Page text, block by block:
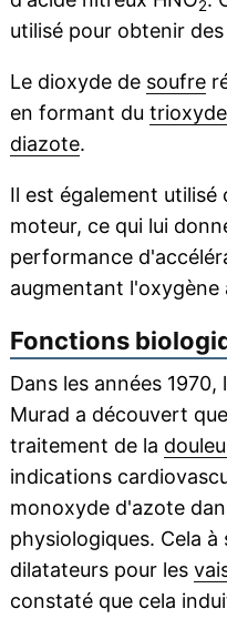
2
utilisé pour obtenir
Le dioxyde de soufre
en formant du
diazote.
Il est également
moteur, ce qui lui
performance
augmentant l'oxygène
Fonctions
Dans les années
Murad a découvert
traitement de la
indications
monoxyde d'azote
physiologiques. Cela
dilatateurs pour les
constaté que cela